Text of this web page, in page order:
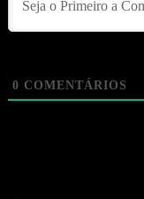
0 COMENTÁRIOS